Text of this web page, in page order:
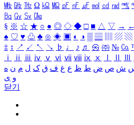
㎒ ㎓ ㎔ Ω ㏀ ㏁ ㎊ ㎋ ㎌ ㏖ ㏅ ㎭ ㎮
㏃ ㏉ ㏜ ㏆
§ ※ ☆ ★ ○ ● ◎ ◇ ◆ □ ■ △ ▽ → ←
♠ ♡ ♥ ♧ ♣ ⊙ ◈ ▣ ◐ ◑ ▒ ▤ ▨ ▧
‡ ↕ ↗ ↙ ↖ ↘ ♭ ♩ ♪ ♬ ㉿ ㈜ № ㏇
ⅰ
ⅱ ⅲ ⅳ ⅴ ⅵ ⅶ ⅷ ⅸ ⅹ
ش ص ض ط ظ ع غ ف ق ک ل م ن ه
و ی
닫기